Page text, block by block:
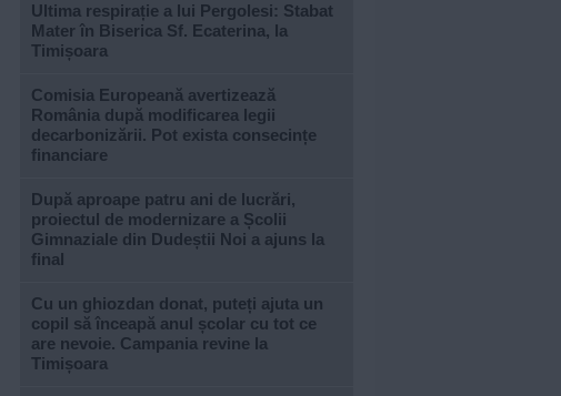
Ultima respirație a lui Pergolesi: Stabat
Mater în Biserica Sf. Ecaterina, la
Timișoara
Comisia Europeană avertizează
România după modificarea legii
decarbonizării. Pot exista consecințe
financiare
După aproape patru ani de lucrări,
proiectul de modernizare a Școlii
Gimnaziale din Dudeștii Noi a ajuns la
final
Cu un ghiozdan donat, puteți ajuta un
copil să înceapă anul școlar cu tot ce
are nevoie. Campania revine la
Timișoara